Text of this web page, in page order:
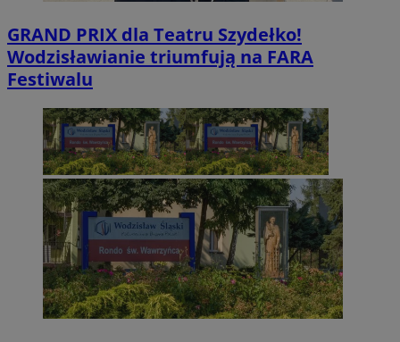
GRAND PRIX dla Teatru Szydełko!
Wodzisławianie triumfują na FARA
Festiwalu